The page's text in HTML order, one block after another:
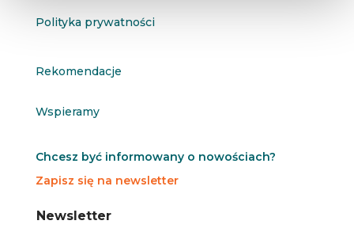
Polityka prywatności
Rekomendacje
Wspieramy
Chcesz być informowany o nowościach?
Zapisz się na newsletter
N
N
Newsletter